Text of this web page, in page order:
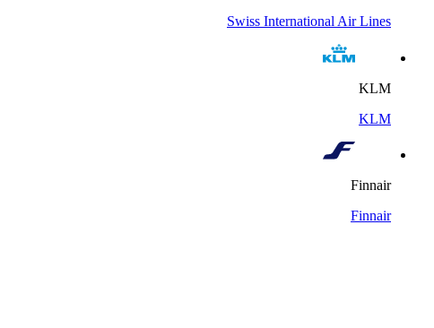
Swiss International Air Lines
KLM
KLM
Finnair
Finnair